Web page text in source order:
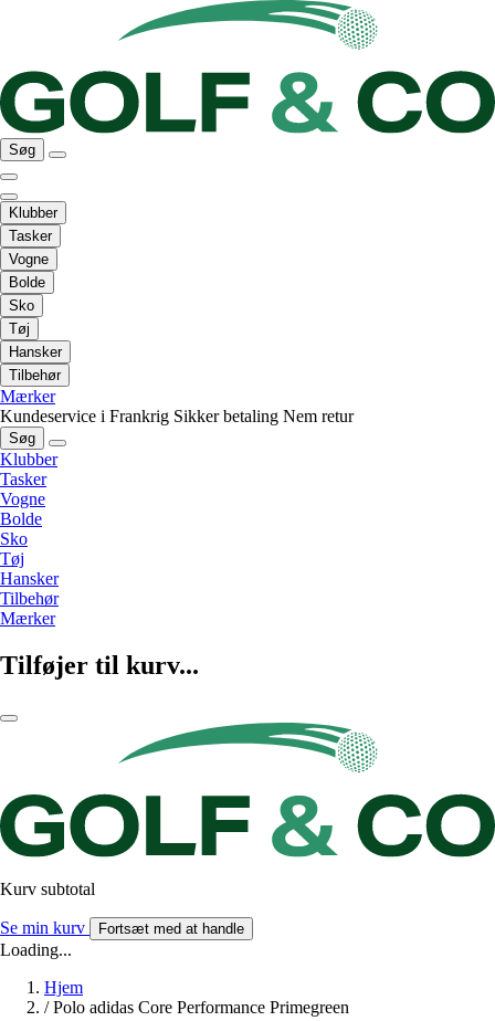
Søg
Klubber
Tasker
Vogne
Bolde
Sko
Tøj
Hansker
Tilbehør
Mærker
Kundeservice i Frankrig Sikker betaling Nem retur
Søg
Klubber
Tasker
Vogne
Bolde
Sko
Tøj
Hansker
Tilbehør
Mærker
Tilføjer til kurv...
Kurv subtotal
Se min kurv Fortsæt med at handle
Loading...
Hjem
/ Polo adidas Core Performance Primegreen